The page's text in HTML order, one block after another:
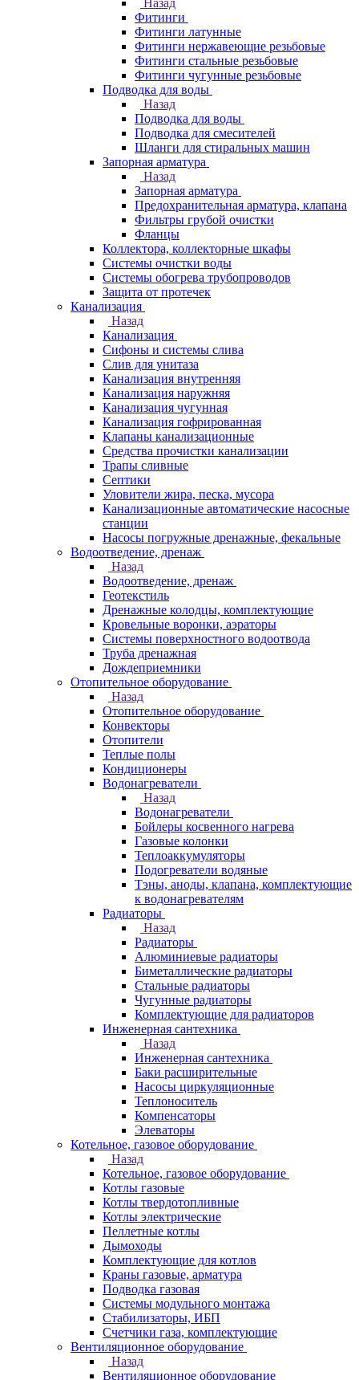
Назад
Фитинги
Фитинги латунные
Фитинги нержавеющие резьбовые
Фитинги стальные резьбовые
Фитинги чугунные резьбовые
Подводка для воды
Назад
Подводка для воды
Подводка для смесителей
Шланги для стиральных машин
Запорная арматура
Назад
Запорная арматура
Предохранительная арматура, клапана
Фильтры грубой очистки
Фланцы
Коллектора, коллекторные шкафы
Системы очистки воды
Системы обогрева трубопроводов
Защита от протечек
Канализация
Назад
Канализация
Сифоны и системы слива
Слив для унитаза
Канализация внутренняя
Канализация наружняя
Канализация чугунная
Канализация гофрированная
Клапаны канализационные
Средства прочистки канализации
Трапы сливные
Септики
Уловители жира, песка, мусора
Канализационные автоматические насосные
станции
Насосы погружные дренажные, фекальные
Водоотведение, дренаж
Назад
Водоотведение, дренаж
Геотекстиль
Дренажные колодцы, комплектующие
Кровельные воронки, аэраторы
Системы поверхностного водоотвода
Труба дренажная
Дождеприемники
Отопительное оборудование
Назад
Отопительное оборудование
Конвекторы
Отопители
Теплые полы
Кондиционеры
Водонагреватели
Назад
Водонагреватели
Бойлеры косвенного нагрева
Газовые колонки
Теплоаккумуляторы
Подогреватели водяные
Тэны, аноды, клапана, комплектующие
к водонагревателям
Радиаторы
Назад
Радиаторы
Алюминиевые радиаторы
Биметаллические радиаторы
Стальные радиаторы
Чугунные радиаторы
Комплектующие для радиаторов
Инженерная сантехника
Назад
Инженерная сантехника
Баки расширительные
Насосы циркуляционные
Теплоноситель
Компенсаторы
Элеваторы
Котельное, газовое оборудование
Назад
Котельное, газовое оборудование
Котлы газовые
Котлы твердотопливные
Котлы электрические
Пеллетные котлы
Дымоходы
Комплектующие для котлов
Краны газовые, арматура
Подводка газовая
Системы модульного монтажа
Стабилизаторы, ИБП
Счетчики газа, комплектующие
Вентиляционное оборудование
Назад
Вентиляционное оборудование